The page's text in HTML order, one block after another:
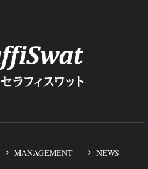
MANAGEMENT
NEWS